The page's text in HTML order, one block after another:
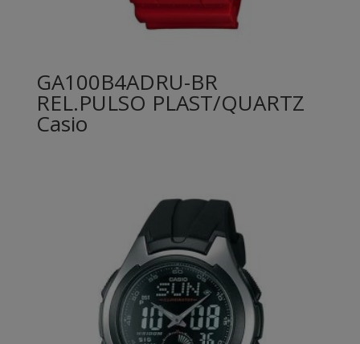
GA100B4ADRU-BR
REL.PULSO PLAST/QUARTZ
Casio